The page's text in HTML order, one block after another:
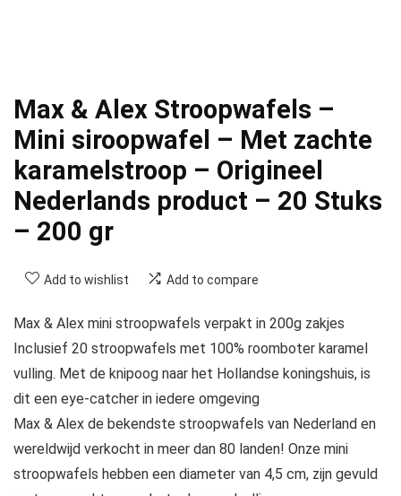
Max & Alex Stroopwafels –
Mini siroopwafel – Met zachte
karamelstroop – Origineel
Nederlands product – 20 Stuks
– 200 gr
Add to wishlist Add to compare
Max & Alex mini stroopwafels verpakt in 200g zakjes
Inclusief 20 stroopwafels met 100% roomboter karamel
vulling. Met de knipoog naar het Hollandse koningshuis, is
dit een eye-catcher in iedere omgeving
Max & Alex de bekendste stroopwafels van Nederland en
wereldwijd verkocht in meer dan 80 landen! Onze mini
stroopwafels hebben een diameter van 4,5 cm, zijn gevuld